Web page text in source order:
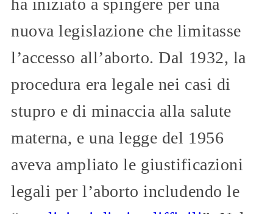
nuova legislazione che limitasse
l’accesso all’aborto. Dal 1932, la
procedura era legale nei casi di
stupro e di minaccia alla salute
materna, e una legge del 1956
aveva ampliato le giustificazioni
legali per l’aborto includendo le